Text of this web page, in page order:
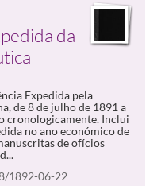
da
Expedida pela
de 8 de julho de 1891 a
cronologicamente. Inclui
no ano económico de
de ofícios
1892-06-22